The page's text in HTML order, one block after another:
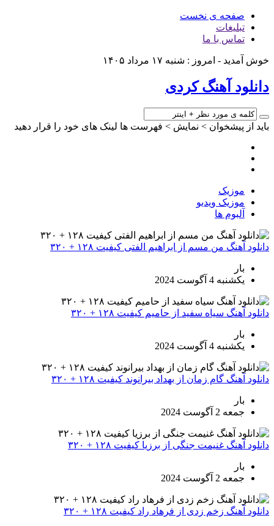
صفحه ی نخست
تبلیغات
تماس با ما
خوش آمدید - امروز : شنبه ۱۷ مرداد ۱۴۰۵
دانلود آهنگ کردی
باید از پیشخوان > نمایش > فهرست ها لینک های خود را قرار دهید
موزیک
موزیک ویدیو
آلبوم ها
دانلود آهنگ من مسم از ابراهیم الفتی کیفیت ۱۲۸ + ۳۲۰
بار
یکشنبه 4 آگوست 2024
دانلود آهنگ سیاه سفید از حامیم کیفیت ۱۲۸ + ۳۲۰
بار
یکشنبه 4 آگوست 2024
دانلود آهنگ گام زمان از بهداد بیرانوند کیفیت ۱۲۸ + ۳۲۰
بار
جمعه 2 آگوست 2024
دانلود آهنگ غنیمت جنگی از برزیا کیفیت ۱۲۸ + ۳۲۰
بار
جمعه 2 آگوست 2024
دانلود آهنگ زخم زدی از فرهاد راد کیفیت ۱۲۸ + ۳۲۰